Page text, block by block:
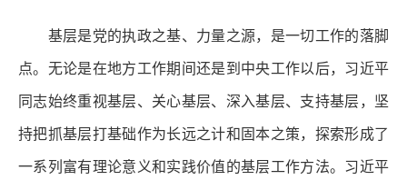
基层是党的执政之基、力量之源，是一切工作的落脚
点。无论是在地方工作期间还是到中央工作以后，习近平
同志始终重视基层、关心基层、深入基层、支持基层，坚
持把抓基层打基础作为长远之计和固本之策，探索形成了
一系列富有理论意义和实践价值的基层工作方法。习近平